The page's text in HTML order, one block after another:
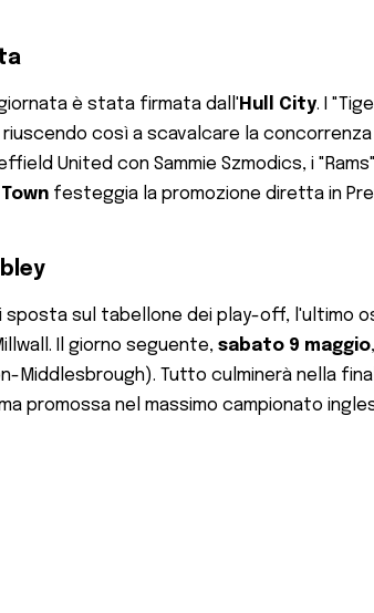
è stata firmata dall'Hull City. I
così a scavalcare la
United con Sammie Szmodics, i
festeggia la promozione diretta in
sul tabellone dei play-off, l'ultimo
Il giorno seguente, sabato 9 maggio
Middlesbrough). Tutto culminerà nella
promossa nel massimo campionato